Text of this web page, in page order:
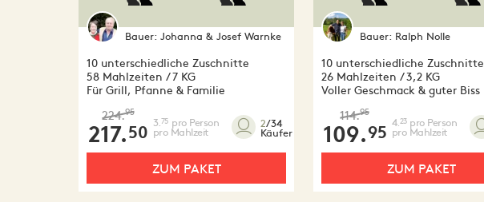
Bauer: Johanna & Josef Warnke
10 unterschiedliche Zuschnitte
58 Mahlzeiten / 7 KG
Für Grill, Pfanne & Familie
224.95
217.50 3. 75 pro Person
pro Mahlzeit
2/34
Käufer
ZUM PAKET
Bauer: Ralph Nolle
10 unterschiedliche Zuschnitte
26 Mahlzeiten / 3,2 KG
Voller Geschmack & guter Biss
114.95
109.95 4. 23pro Person
pro Mahlzeit
ZUM PAKET